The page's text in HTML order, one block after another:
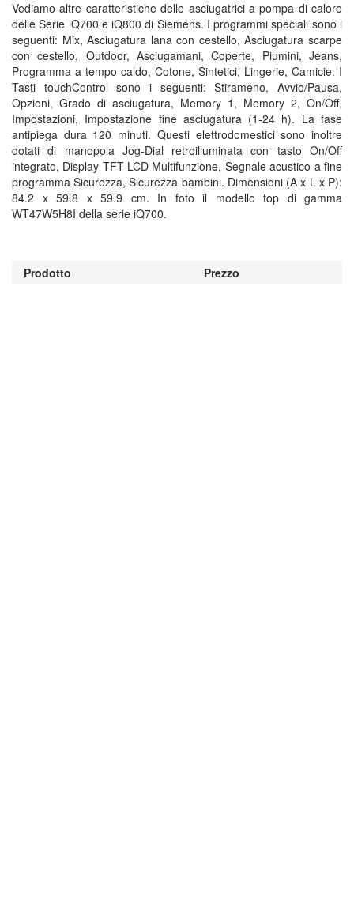
Vediamo altre caratteristiche delle asciugatrici a pompa di calore
delle Serie iQ700 e iQ800 di Siemens. I programmi speciali sono i
seguenti: Mix, Asciugatura lana con cestello, Asciugatura scarpe
con cestello, Outdoor, Asciugamani, Coperte, Piumini, Jeans,
Programma a tempo caldo, Cotone, Sintetici, Lingerie, Camicie. I
Tasti touchControl sono i seguenti: Stirameno, Avvio/Pausa,
Opzioni, Grado di asciugatura, Memory 1, Memory 2, On/Off,
Impostazioni, Impostazione ﬁne asciugatura (1-24 h). La fase
antipiega dura 120 minuti. Questi elettrodomestici sono inoltre
dotati di manopola Jog-Dial retroilluminata con tasto On/Off
integrato, Display TFT-LCD Multifunzione, Segnale acustico a ﬁne
programma Sicurezza, Sicurezza bambini. Dimensioni (A x L x P):
84.2 x 59.8 x 59.9 cm. In foto il modello top di gamma
WT47W5H8I della serie iQ700.
Prodotto Prezzo